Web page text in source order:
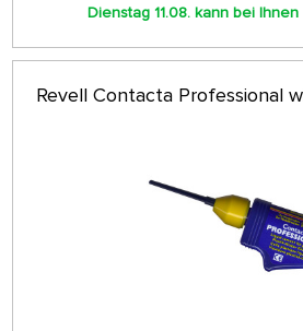
Dienstag 11.08. kann bei
Revell Contacta Professional